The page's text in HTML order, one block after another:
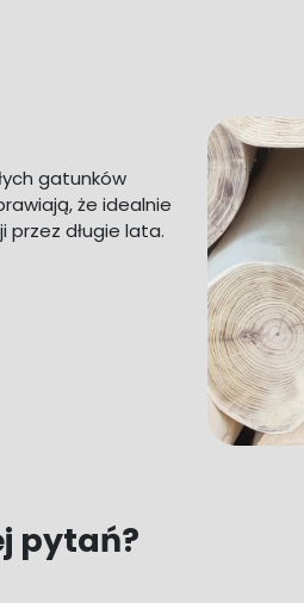
gatunków
że idealnie
przez długie lata.
pytań?